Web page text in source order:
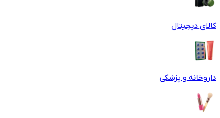
کالای دیجیتال
داروخانه و پزشکی